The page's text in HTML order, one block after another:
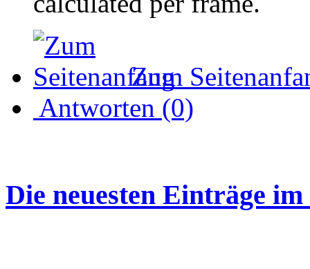
Zum
Antworten (0)
Die neuesten Einträge